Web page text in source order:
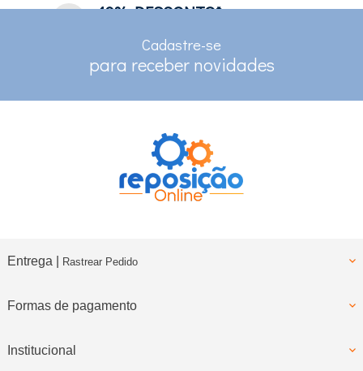
10% DESCONTO*
RASTREAMENTO
Cadastre-se
para receber novidades
Entrega | Rastrear Pedido
Formas de pagamento
Institucional